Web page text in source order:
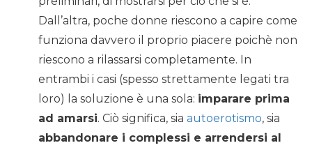
Dall’altra, poche donne riescono a capire come
funziona davvero il proprio piacere poichè non
riescono a rilassarsi completamente. In
entrambi i casi (spesso strettamente legati tra
loro) la soluzione è una sola: imparare prima
ad amarsi. Ciò significa, sia autoerotismo, sia
abbandonare i complessi e arrendersi al